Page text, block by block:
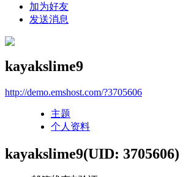
加为好友
发送消息
kayakslime9
http://demo.emshost.com/?3705606
主题
个人资料
kayakslime9(UID: 3705606)